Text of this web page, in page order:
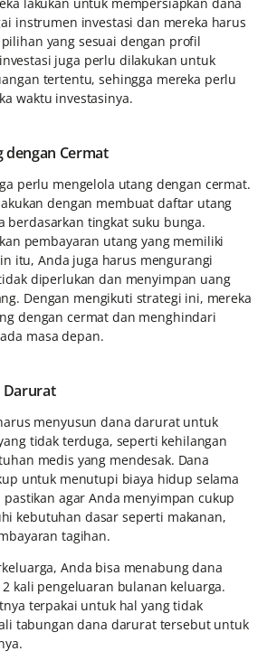
instrumen investasi dan mereka harus
yang sesuai dengan profil
juga perlu dilakukan untuk
tertentu, sehingga mereka perlu
waktu investasinya.
dengan Cermat
perlu mengelola utang dengan cermat.
dengan membuat daftar utang
berdasarkan tingkat suku bunga.
pembayaran utang yang memiliki
itu, Anda juga harus mengurangi
diperlukan dan menyimpan uang
Dengan mengikuti strategi ini, mereka
dengan cermat dan menghindari
masa depan.
Darurat
menyusun dana darurat untuk
tidak terduga, seperti kehilangan
medis yang mendesak. Dana
untuk menutupi biaya hidup selama
agar Anda menyimpan cukup
kebutuhan dasar seperti makanan,
tagihan.
Anda bisa menabung dana
kali pengeluaran bulanan keluarga.
terpakai untuk hal yang tidak
tabungan dana darurat tersebut untuk